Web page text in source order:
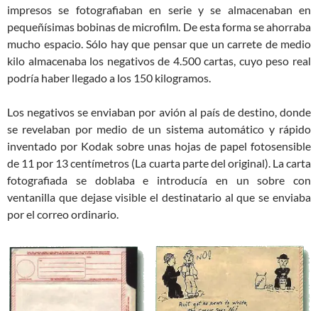
impresos se fotografiaban en serie y se almacenaban en
pequeñísimas bobinas de microfilm. De esta forma se ahorraba
mucho espacio. Sólo hay que pensar que un carrete de medio
kilo almacenaba los negativos de 4.500 cartas, cuyo peso real
podría haber llegado a los 150 kilogramos.
Los negativos se enviaban por avión al país de destino, donde
se revelaban por medio de un sistema automático y rápido
inventado por Kodak sobre unas hojas de papel fotosensible
de 11 por 13 centímetros (La cuarta parte del original). La carta
fotografiada se doblaba e introducía en un sobre con
ventanilla que dejase visible el destinatario al que se enviaba
por el correo ordinario.